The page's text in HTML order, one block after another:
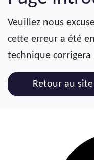
Veuillez nous
cette erreur a été
technique
Retour au site